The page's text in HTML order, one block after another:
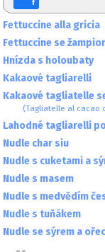
f
Fettuccine alla gricia
Fettuccine se
Hnízda s holoubaty
Kakaové tagliarelli
Kakaové tagliatelle
(Tagliatelle al cacao
Lahodné tagliarelli
Nudle char siu
Nudle s cuketami a
Nudle s masem
Nudle s medvědím
Nudle s tuňákem
Nudle se sýrem a